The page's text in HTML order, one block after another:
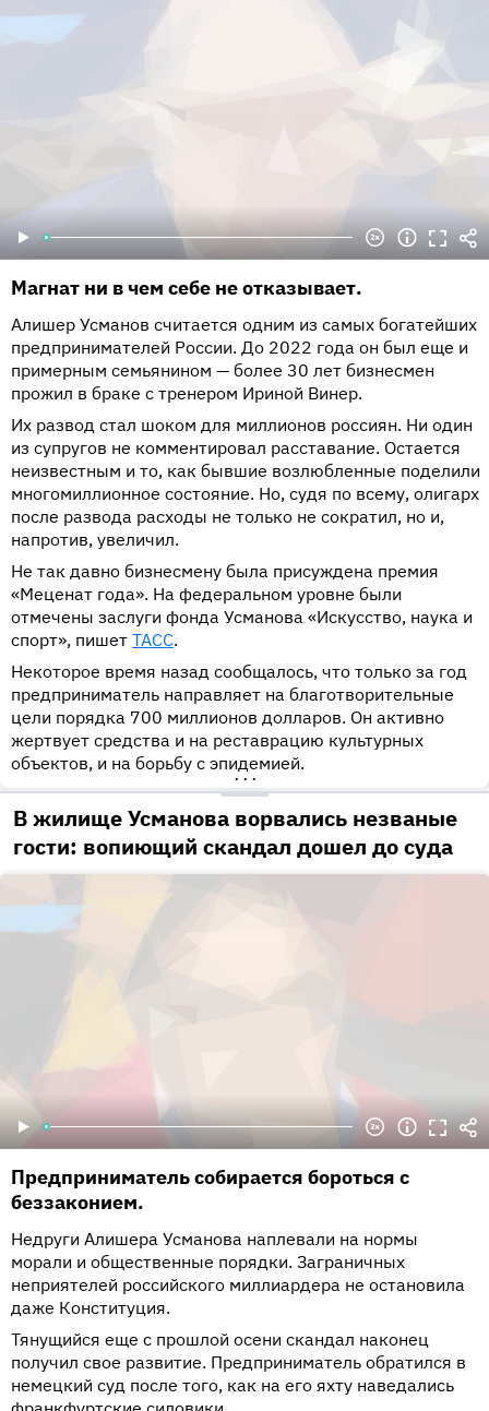
Магнат ни в чем себе не отказывает.
Алишер Усманов считается одним из самых богатейших
предпринимателей России. До 2022 года он был еще и
примерным семьянином — более 30 лет бизнесмен
прожил в браке с тренером Ириной Винер.
Их развод стал шоком для миллионов россиян. Ни один
из супругов не комментировал расставание. Остается
неизвестным и то, как бывшие возлюбленные поделили
многомиллионное состояние. Но, судя по всему, олигарх
после развода расходы не только не сократил, но и,
напротив, увеличил.
Не так давно бизнесмену была присуждена премия
«Меценат года». На федеральном уровне были
отмечены заслуги фонда Усманова «Искусство, наука и
спорт», пишет ТАСС.
Некоторое время назад сообщалось, что только за год
предприниматель направляет на благотворительные
цели порядка 700 миллионов долларов. Он активно
жертвует средства и на реставрацию культурных
объектов, и на борьбу с эпидемией.
•••
В жилище Усманова ворвались незваные
гости: вопиющий скандал дошел до суда
Предприниматель собирается бороться с
беззаконием.
Недруги Алишера Усманова наплевали на нормы
морали и общественные порядки. Заграничных
неприятелей российского миллиардера не остановила
даже Конституция.
Тянущийся еще с прошлой осени скандал наконец
получил свое развитие. Предприниматель обратился в
немецкий суд после того, как на его яхту наведались